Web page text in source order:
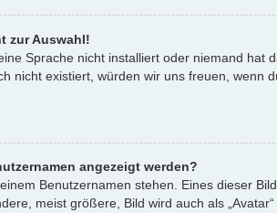
zur Auswahl!
Sprache nicht installiert oder niemand
nicht existiert, würden wir uns freuen,
angezeigt werden?
Benutzernamen stehen. Eines dieser
meist größere, Bild wird auch als